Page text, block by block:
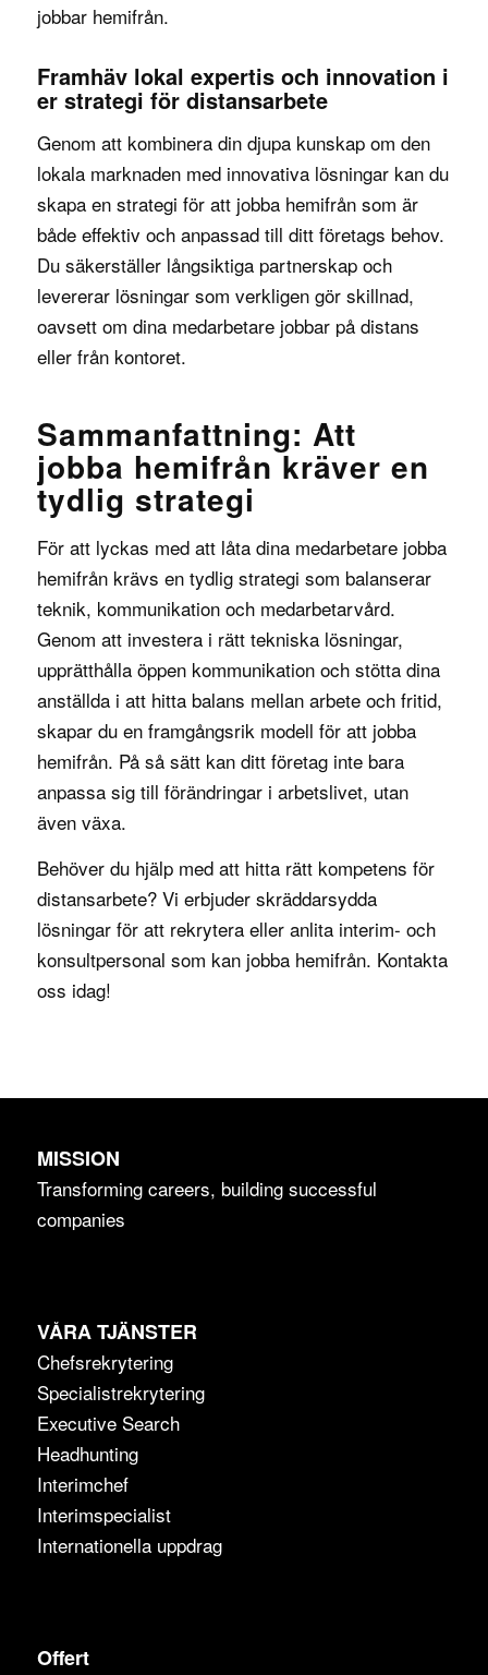
jobbar hemifrån.
Framhäv lokal expertis och innovation i
er strategi för distansarbete
Genom att kombinera din djupa kunskap om den
lokala marknaden med innovativa lösningar kan du
skapa en strategi för att jobba hemifrån som är
både effektiv och anpassad till ditt företags behov.
Du säkerställer långsiktiga partnerskap och
levererar lösningar som verkligen gör skillnad,
oavsett om dina medarbetare jobbar på distans
eller från kontoret.
Sammanfattning: Att
jobba hemifrån kräver en
tydlig strategi
För att lyckas med att låta dina medarbetare jobba
hemifrån krävs en tydlig strategi som balanserar
teknik, kommunikation och medarbetarvård.
Genom att investera i rätt tekniska lösningar,
upprätthålla öppen kommunikation och stötta dina
anställda i att hitta balans mellan arbete och fritid,
skapar du en framgångsrik modell för att jobba
hemifrån. På så sätt kan ditt företag inte bara
anpassa sig till förändringar i arbetslivet, utan
även växa.
Behöver du hjälp med att hitta rätt kompetens för
distansarbete? Vi erbjuder skräddarsydda
lösningar för att rekrytera eller anlita interim- och
konsultpersonal som kan jobba hemifrån. Kontakta
oss idag!
MISSION
Transforming careers, building successful
companies
VÅRA TJÄNSTER
Chefsrekrytering
Specialistrekrytering
Executive Search
Headhunting
Interimchef
Interimspecialist
Internationella uppdrag
Offert